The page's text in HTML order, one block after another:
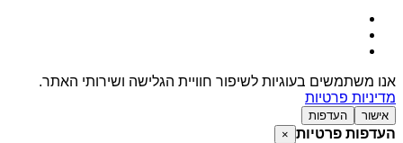
אנו משתמשים בעוגיות לשיפור חוויית הגלישה ושירותי האתר.
מדיניות פרטיות
אישור העדפות
העדפות פרטיות ×